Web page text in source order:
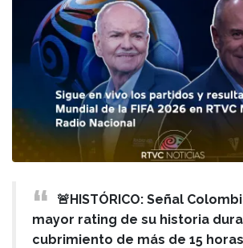
🚨HISTÓRICO: Señal
mayor rating de su historia
cubrimiento de más de 15